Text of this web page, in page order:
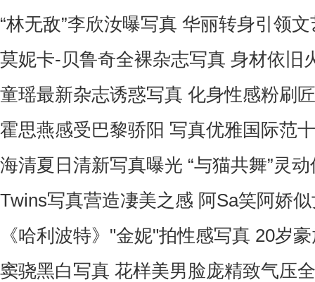
“林无敌”李欣汝曝写真 华丽转身引领
莫妮卡-贝鲁奇全裸杂志写真 身材依旧
童瑶最新杂志诱惑写真 化身性感粉刷
霍思燕感受巴黎骄阳 写真优雅国际范
海清夏日清新写真曝光 “与猫共舞”灵
Twins写真营造凄美之感 阿Sa笑阿娇
《哈利波特》"金妮"拍性感写真 20岁
窦骁黑白写真 花样美男脸庞精致气压